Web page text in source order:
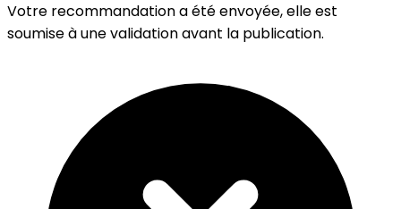
Votre recommandation a été envoyée, elle est
soumise à une validation avant la publication.